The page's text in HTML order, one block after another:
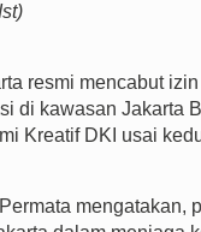
resmi mencabut
di kawasan Jakarta
Kreatif DKI usai
mengatakan,